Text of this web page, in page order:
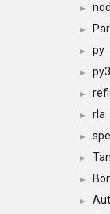
►
►
► py
► py3
►
► rla
►
►
►
►